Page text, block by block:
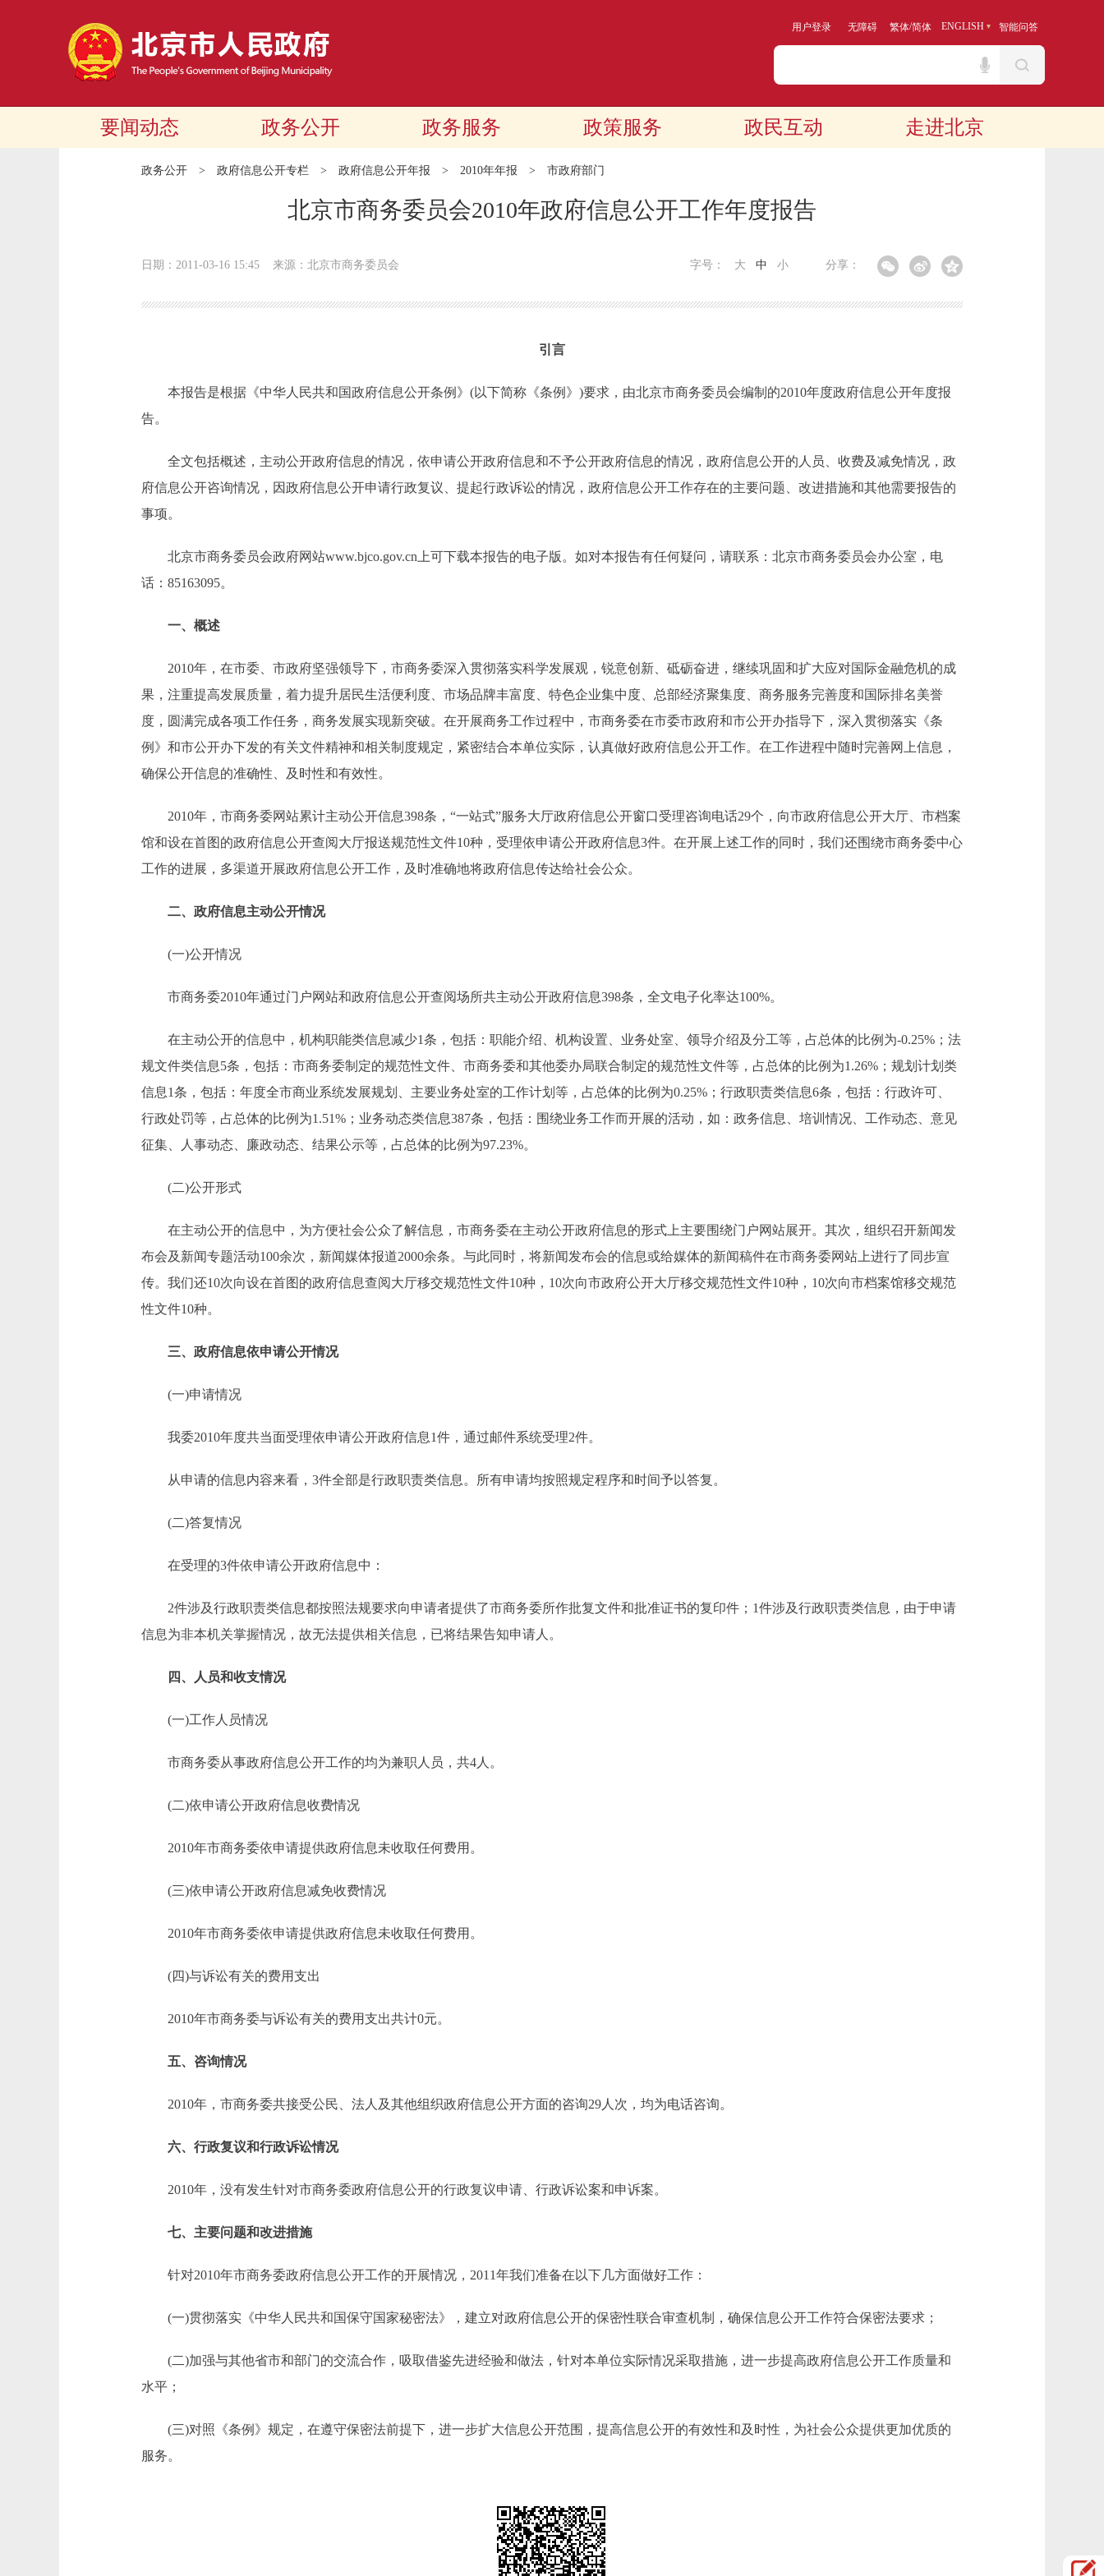
用户登录 无障碍 繁体/简体 ENGLISH 智能问答
要闻动态 政务公开 政务服务 政策服务 政民互动 走进北京
政务公开 > 政府信息公开专栏 > 政府信息公开年报 > 2010年年报 > 市政府部门
北京市商务委员会2010年政府信息公开工作年度报告
日期：2011-03-16 15:45 来源：北京市商务委员会 分享：
字号： 大 中 小
引言
本报告是根据《中华人民共和国政府信息公开条例》(以下简称《条例》)要求，由北京市商务委员会编制的2010年度政府信息公开年度报
告。
全文包括概述，主动公开政府信息的情况，依申请公开政府信息和不予公开政府信息的情况，政府信息公开的人员、收费及减免情况，政
府信息公开咨询情况，因政府信息公开申请行政复议、提起行政诉讼的情况，政府信息公开工作存在的主要问题、改进措施和其他需要报告的
事项。
北京市商务委员会政府网站www.bjco.gov.cn上可下载本报告的电子版。如对本报告有任何疑问，请联系：北京市商务委员会办公室，电
话：85163095。
一、概述
2010年，在市委、市政府坚强领导下，市商务委深入贯彻落实科学发展观，锐意创新、砥砺奋进，继续巩固和扩大应对国际金融危机的成
果，注重提高发展质量，着力提升居民生活便利度、市场品牌丰富度、特色企业集中度、总部经济聚集度、商务服务完善度和国际排名美誉
度，圆满完成各项工作任务，商务发展实现新突破。在开展商务工作过程中，市商务委在市委市政府和市公开办指导下，深入贯彻落实《条
例》和市公开办下发的有关文件精神和相关制度规定，紧密结合本单位实际，认真做好政府信息公开工作。在工作进程中随时完善网上信息，
确保公开信息的准确性、及时性和有效性。
2010年，市商务委网站累计主动公开信息398条，“一站式”服务大厅政府信息公开窗口受理咨询电话29个，向市政府信息公开大厅、市档案
馆和设在首图的政府信息公开查阅大厅报送规范性文件10种，受理依申请公开政府信息3件。在开展上述工作的同时，我们还围绕市商务委中心
工作的进展，多渠道开展政府信息公开工作，及时准确地将政府信息传达给社会公众。
二、政府信息主动公开情况
(一)公开情况
市商务委2010年通过门户网站和政府信息公开查阅场所共主动公开政府信息398条，全文电子化率达100%。
在主动公开的信息中，机构职能类信息减少1条，包括：职能介绍、机构设置、业务处室、领导介绍及分工等，占总体的比例为-0.25%；法
规文件类信息5条，包括：市商务委制定的规范性文件、市商务委和其他委办局联合制定的规范性文件等，占总体的比例为1.26%；规划计划类
信息1条，包括：年度全市商业系统发展规划、主要业务处室的工作计划等，占总体的比例为0.25%；行政职责类信息6条，包括：行政许可、
行政处罚等，占总体的比例为1.51%；业务动态类信息387条，包括：围绕业务工作而开展的活动，如：政务信息、培训情况、工作动态、意见
征集、人事动态、廉政动态、结果公示等，占总体的比例为97.23%。
(二)公开形式
在主动公开的信息中，为方便社会公众了解信息，市商务委在主动公开政府信息的形式上主要围绕门户网站展开。其次，组织召开新闻发
布会及新闻专题活动100余次，新闻媒体报道2000余条。与此同时，将新闻发布会的信息或给媒体的新闻稿件在市商务委网站上进行了同步宣
传。我们还10次向设在首图的政府信息查阅大厅移交规范性文件10种，10次向市政府公开大厅移交规范性文件10种，10次向市档案馆移交规范
性文件10种。
三、政府信息依申请公开情况
(一)申请情况
我委2010年度共当面受理依申请公开政府信息1件，通过邮件系统受理2件。
从申请的信息内容来看，3件全部是行政职责类信息。所有申请均按照规定程序和时间予以答复。
(二)答复情况
在受理的3件依申请公开政府信息中：
2件涉及行政职责类信息都按照法规要求向申请者提供了市商务委所作批复文件和批准证书的复印件；1件涉及行政职责类信息，由于申请
信息为非本机关掌握情况，故无法提供相关信息，已将结果告知申请人。
四、人员和收支情况
(一)工作人员情况
市商务委从事政府信息公开工作的均为兼职人员，共4人。
(二)依申请公开政府信息收费情况
2010年市商务委依申请提供政府信息未收取任何费用。
(三)依申请公开政府信息减免收费情况
2010年市商务委依申请提供政府信息未收取任何费用。
(四)与诉讼有关的费用支出
2010年市商务委与诉讼有关的费用支出共计0元。
五、咨询情况
2010年，市商务委共接受公民、法人及其他组织政府信息公开方面的咨询29人次，均为电话咨询。
六、行政复议和行政诉讼情况
2010年，没有发生针对市商务委政府信息公开的行政复议申请、行政诉讼案和申诉案。
七、主要问题和改进措施
针对2010年市商务委政府信息公开工作的开展情况，2011年我们准备在以下几方面做好工作：
(一)贯彻落实《中华人民共和国保守国家秘密法》，建立对政府信息公开的保密性联合审查机制，确保信息公开工作符合保密法要求；
(二)加强与其他省市和部门的交流合作，吸取借鉴先进经验和做法，针对本单位实际情况采取措施，进一步提高政府信息公开工作质量和
水平；
(三)对照《条例》规定，在遵守保密法前提下，进一步扩大信息公开范围，提高信息公开的有效性和及时性，为社会公众提供更加优质的
服务。